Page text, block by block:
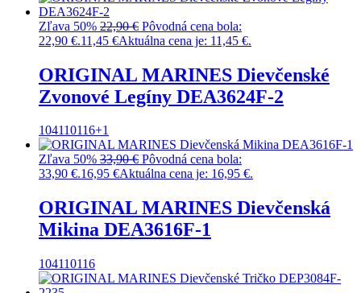
Zľava 50% 22,90€ Pôvodná cena bola:
22,90 €.11,45 €Aktuálna cena je: 11,45 €.
ORIGINAL MARINES Dievčenské
Zvonové Legíny DEA3624F-2
104110116+1
Zľava 50% 33,90€ Pôvodná cena bola:
33,90 €.16,95 €Aktuálna cena je: 16,95 €.
ORIGINAL MARINES Dievčenská
Mikina DEA3616F-1
104110116